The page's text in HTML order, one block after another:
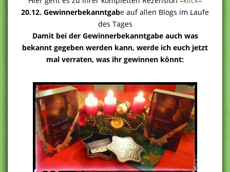
20.12. Gewinnerbekanntgabe auf allen Blogs im Laufe
des Tages
Damit bei der Gewinnerbekanntgabe auch was
bekannt gegeben werden kann, werde ich euch jetzt
mal verraten, was ihr gewinnen könnt: